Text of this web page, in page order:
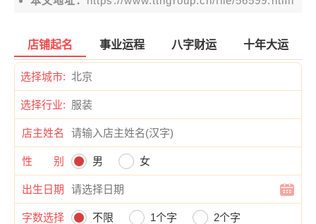
店铺起名 事业运程 八字财运 十年大运
选择城市:
选择行业:
店主姓名
性 别 男 女
出生日期
字数选择 不限 1个字 2个字